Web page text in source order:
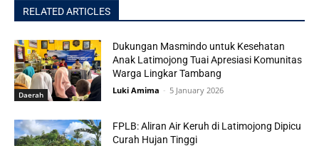
RELATED ARTICLES
Daerah
Dukungan Masmindo untuk Kesehatan
Anak Latimojong Tuai Apresiasi Komunitas
Warga Lingkar Tambang
Luki Amima - 5 January 2026
FPLB: Aliran Air Keruh di Latimojong Dipicu
Curah Hujan Tinggi